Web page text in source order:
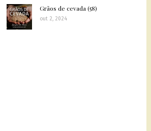
Grãos de cevada (58)
out 2, 2024